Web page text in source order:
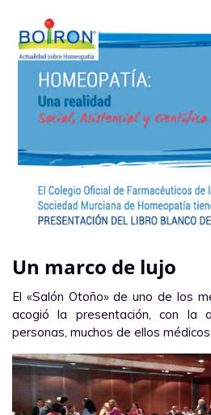
Un marco de lujo
El «Salón Otoño» de uno de los
acogió la presentación, con la
personas, muchos de ellos